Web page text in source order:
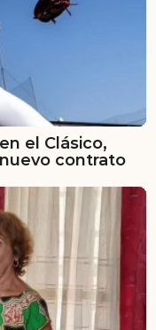
el Clásico,
contrato